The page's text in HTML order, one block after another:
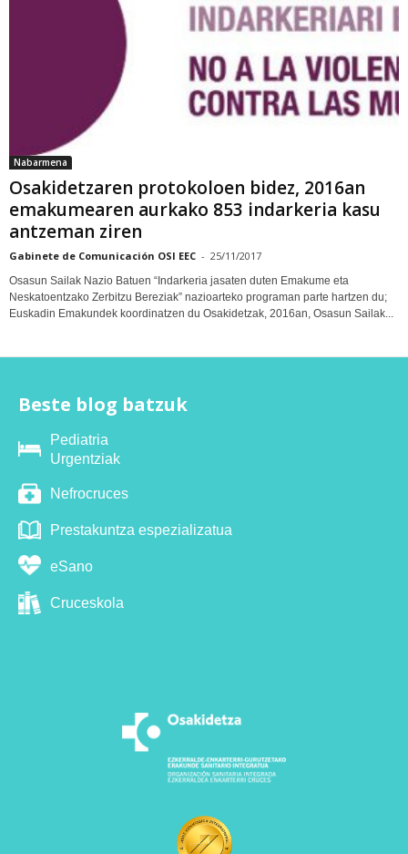
Nabarmena
Osakidetzaren protokoloen bidez, 2016an
emakumearen aurkako 853 indarkeria kasu
antzeman ziren
Gabinete de Comunicación OSI EEC - 25/11/2017
Osasun Sailak Nazio Batuen “Indarkeria jasaten duten Emakume eta
Neskatoentzako Zerbitzu Bereziak” nazioarteko programan parte hartzen du;
Euskadin Emakundek koordinatzen du Osakidetzak, 2016an, Osasun Sailak...
Beste blog batzuk
Pediatria
Urgentziak
Nefrocruces
Prestakuntza espezializatua
eSano
Cruceskola